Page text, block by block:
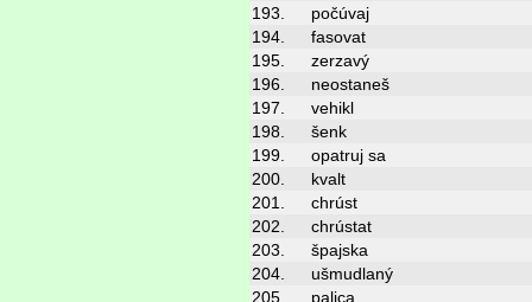
193.
počúvaj
194.
fasovat
195.
zerzavý
196.
neostaneš
197.
vehikl
198.
šenk
199.
opatruj sa
200.
kvalt
201.
chrúst
202.
chrústat
203.
špajska
204.
ušmudlaný
205.
palica